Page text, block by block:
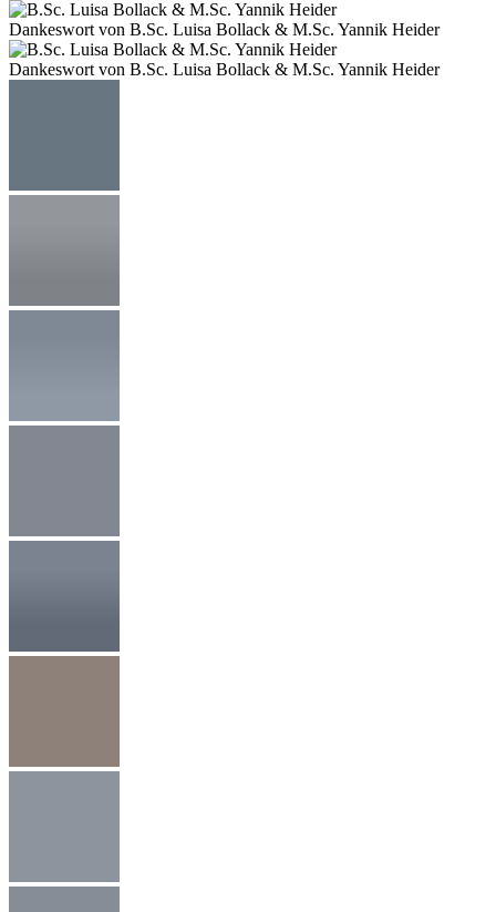
Dankeswort von B.Sc. Luisa Bollack & M.Sc. Yannik Heider
Dankeswort von B.Sc. Luisa Bollack & M.Sc. Yannik Heider